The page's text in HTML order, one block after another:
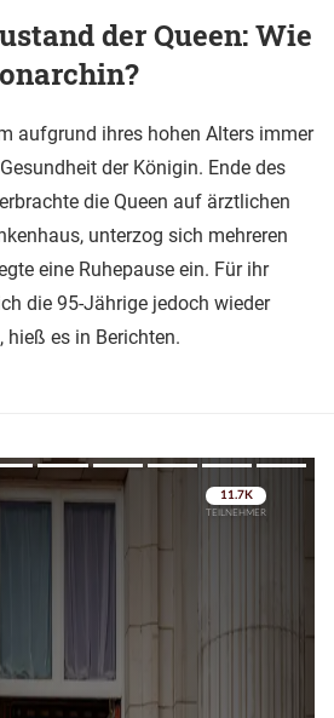
der Queen: Wie
aufgrund ihres hohen Alters immer
der Königin. Ende des
die Queen auf ärztlichen
unterzog sich mehreren
eine Ruhepause ein. Für ihr
die 95-Jährige jedoch wieder
hieß es in Berichten.